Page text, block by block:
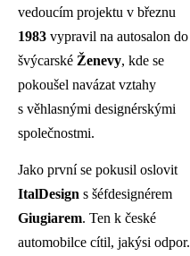
vedoucím projektu v březnu
1983 vypravil na autosalon do
švýcarské Ženevy, kde se
pokoušel navázat vztahy
s věhlasnými designérskými
společnostmi.
Jako první se pokusil oslovit
ItalDesign s šéfdesignérem
Giugiarem. Ten k české
automobilce cítil, jakýsi odpor.